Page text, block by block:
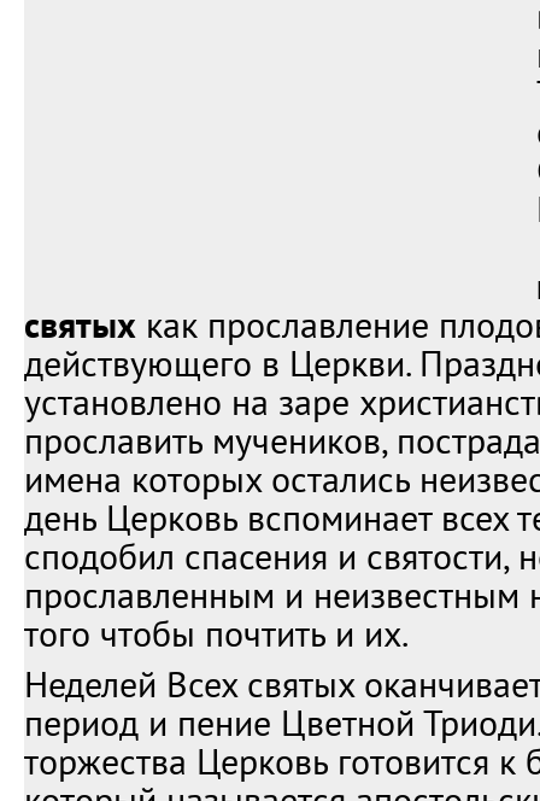
святых как прославление
действующего в Церкви.
установлено на заре
прославить мучеников,
имена которых остались
день Церковь вспоминает всех
сподобил спасения и святости,
прославленным и неизвестным
того чтобы почтить и их.
Неделей Всех святых
период и пение Цветной
торжества Церковь готовится к